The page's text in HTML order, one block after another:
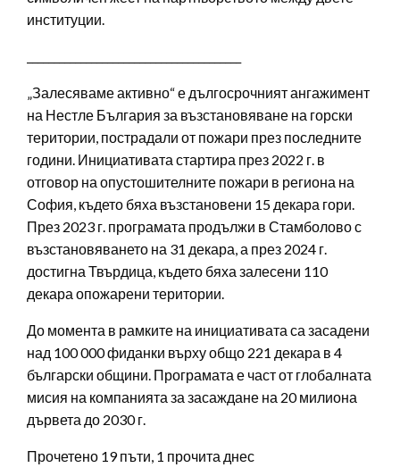
институции.
„Залесяваме активно“ е дългосрочният ангажимент
на Нестле България за възстановяване на горски
територии, пострадали от пожари през последните
години. Инициативата стартира през 2022 г. в
отговор на опустошителните пожари в региона на
София, където бяха възстановени 15 декара гори.
През 2023 г. програмата продължи в Стамболово с
възстановяването на 31 декара, а през 2024 г.
достигна Твърдица, където бяха залесени 110
декара опожарени територии.
До момента в рамките на инициативата са засадени
над 100 000 фиданки върху общо 221 декара в 4
български общини. Програмата е част от глобалната
мисия на компанията за засаждане на 20 милиона
дървета до 2030 г.
Прочетено 19 пъти, 1 прочита днес